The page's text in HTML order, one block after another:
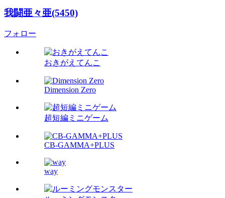
我闘亜々亜(5450)
フォロー
おきがえてんこ
Dimension Zero
超短編ミニゲーム
CB-GAMMA+PLUS
way